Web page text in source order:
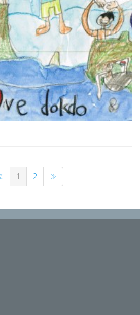
1 2 »